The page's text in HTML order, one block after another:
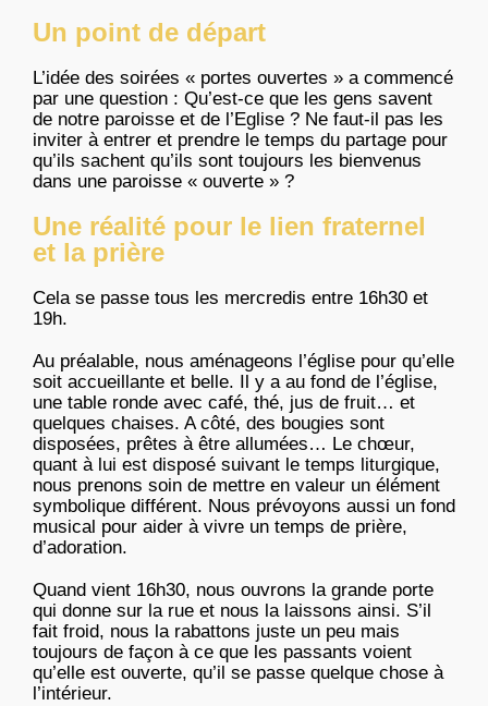
Un point de départ
L’idée des soirées « portes ouvertes » a commencé
par une question : Qu’est-ce que les gens savent
de notre paroisse et de l’Eglise ? Ne faut-il pas les
inviter à entrer et prendre le temps du partage pour
qu’ils sachent qu’ils sont toujours les bienvenus
dans une paroisse « ouverte » ?
Une réalité pour le lien fraternel
et la prière
Cela se passe tous les mercredis entre 16h30 et
19h.
Au préalable, nous aménageons l’église pour qu’elle
soit accueillante et belle. Il y a au fond de l’église,
une table ronde avec café, thé, jus de fruit… et
quelques chaises. A côté, des bougies sont
disposées, prêtes à être allumées… Le chœur,
quant à lui est disposé suivant le temps liturgique,
nous prenons soin de mettre en valeur un élément
symbolique différent. Nous prévoyons aussi un fond
musical pour aider à vivre un temps de prière,
d’adoration.
Quand vient 16h30, nous ouvrons la grande porte
qui donne sur la rue et nous la laissons ainsi. S’il
fait froid, nous la rabattons juste un peu mais
toujours de façon à ce que les passants voient
qu’elle est ouverte, qu’il se passe quelque chose à
l’intérieur.